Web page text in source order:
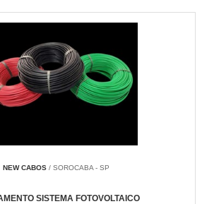
NEW CABOS/ SOROCABA - SP
SISTEMA FOTOVOLTAICO